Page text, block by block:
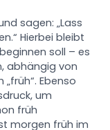
sagen: „Lass
Hierbei bleibt
soll – es
abhängig von
Ebenso
um
früh
morgen früh im